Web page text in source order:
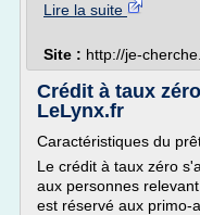
Lire la suite
Site : http://je-
Crédit à taux
LeLynx.fr
Caractéristiques du
Le crédit à taux zéro
aux personnes
est réservé aux primo-